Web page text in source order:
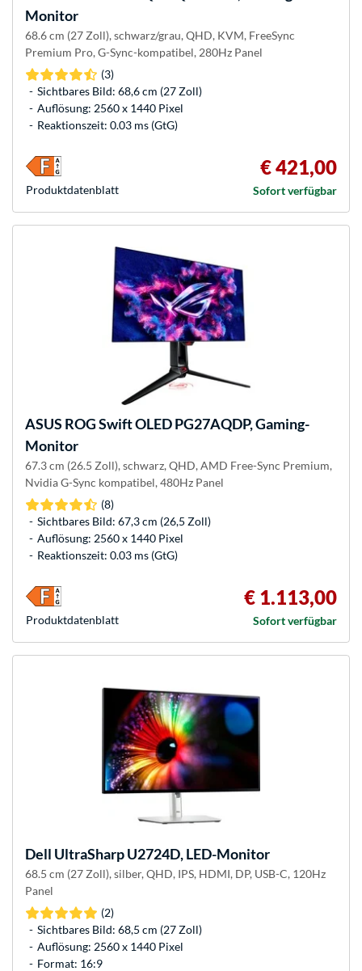
Monitor
68.6 cm (27 Zoll), schwarz/grau, QHD, KVM, FreeSync
Premium Pro, G-Sync-kompatibel, 280Hz Panel
(3)
Sichtbares Bild: 68,6 cm (27 Zoll)
Auflösung: 2560 x 1440 Pixel
Reaktionszeit: 0.03 ms (GtG)
€ 421,00
Sofort verfügbar
Produkt­datenblatt
ASUS ROG Swift OLED PG27AQDP, Gaming-
Monitor
67.3 cm (26.5 Zoll), schwarz, QHD, AMD Free-Sync Premium,
Nvidia G-Sync kompatibel, 480Hz Panel
(8)
Sichtbares Bild: 67,3 cm (26,5 Zoll)
Auflösung: 2560 x 1440 Pixel
Reaktionszeit: 0.03 ms (GtG)
€ 1.113,00
Sofort verfügbar
Produkt­datenblatt
Dell UltraSharp U2724D, LED-Monitor
68.5 cm (27 Zoll), silber, QHD, IPS, HDMI, DP, USB-C, 120Hz
Panel
(2)
Sichtbares Bild: 68,5 cm (27 Zoll)
Auflösung: 2560 x 1440 Pixel
Format: 16:9